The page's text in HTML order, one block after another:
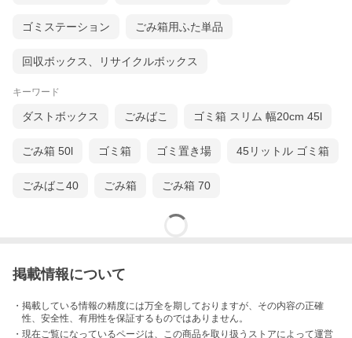
ゴミステーション ごみ箱用ふた単品
回収ボックス、リサイクルボックス
キーワード
ダストボックス ごみばこ ゴミ箱 スリム 幅20cm 45l
ごみ箱 50l ゴミ箱 ゴミ置き場 45リットル ゴミ箱
ごみばこ40 ごみ箱 ごみ箱 70
掲載情報について
・掲載している情報の精度には万全を期しておりますが、その内容の正確
性、安全性、有用性を保証するものではありません。
・現在ご覧になっているページは、この商品を取り扱うストアによって運営